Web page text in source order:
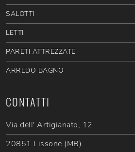
SALOTTI
LETTI
PARETI ATTREZZATE
ARREDO BAGNO
CONTATTI
Via dell' Artigianato, 12
20851 Lissone (MB)